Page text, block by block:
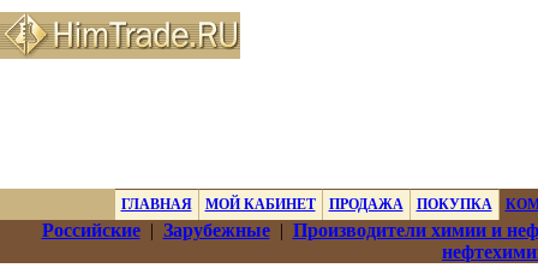
ГЛАВНАЯ МОЙ КАБИНЕТ ПРОДАЖА ПОКУПКА
Российские| Зарубежные| Производители химии и